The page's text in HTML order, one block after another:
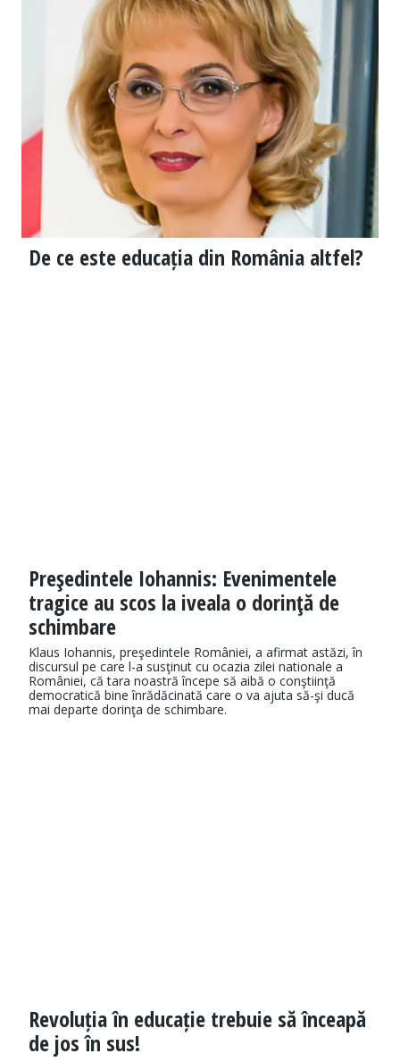
De ce este educația din România altfel?
Preşedintele Iohannis: Evenimentele
tragice au scos la iveala o dorinţă de
schimbare
Klaus Iohannis, preşedintele României, a afirmat astăzi, în
discursul pe care l-a susţinut cu ocazia zilei nationale a
României, că tara noastră începe să aibă o conştiinţă
democratică bine înrădăcinată care o va ajuta să-şi ducă
mai departe dorinţa de schimbare.
Revoluția în educație trebuie să înceapă
de jos în sus!